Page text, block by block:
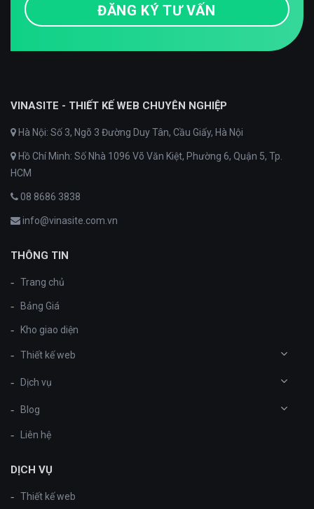
VINASITE - THIẾT KẾ WEB CHUYÊN NGHIỆP
Hà Nội: Số 3, Ngõ 3 Đường Duy Tân, Cầu Giấy, Hà Nội
Hồ Chí Minh: Số Nhà 1096 Võ Văn Kiệt, Phường 6, Quận 5, Tp.
HCM
08 8686 3838
info@vinasite.com.vn
THÔNG TIN
Trang chủ
Bảng Giá
Kho giao diện
Thiết kế web
Dịch vụ
Blog
Liên hệ
DỊCH VỤ
Thiết kế web